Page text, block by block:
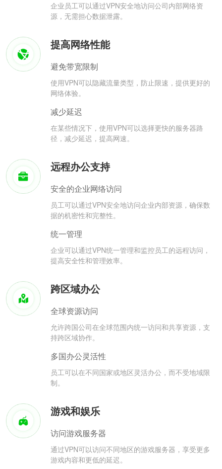
企业员工可以通过VPN安全地访问公司内部网络资
源，无需担心数据泄露。
提高网络性能
避免带宽限制
使用VPN可以隐藏流量类型，防止限速，提供更好的
网络体验。
减少延迟
在某些情况下，使用VPN可以选择更快的服务器路
径，减少延迟，提高网速。
远程办公支持
安全的企业网络访问
员工可以通过VPN安全地访问企业内部资源，确保数
据的机密性和完整性。
统一管理
企业可以通过VPN统一管理和监控员工的远程访问，
提高安全性和管理效率。
跨区域办公
全球资源访问
允许跨国公司在全球范围内统一访问和共享资源，支
持跨区域协作。
多国办公灵活性
员工可以在不同国家或地区灵活办公，而不受地域限
制。
游戏和娱乐
访问游戏服务器
通过VPN可以访问不同地区的游戏服务器，享受更多
游戏内容和更低的延迟。